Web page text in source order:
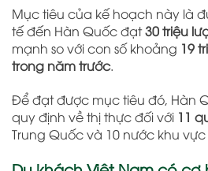
Mục tiêu của kế hoạch này là
tế đến Hàn Quốc đạt30 triệu
mạnh so với con số khoảng 19
trong năm trước.
Để đạt được mục tiêu đó, Hàn
quy định về thị thực đối với 11
Trung Quốc và 10 nước khu